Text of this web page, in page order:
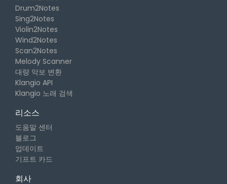
Drum2Notes
Sing2Notes
Violin2Notes
Wind2Notes
Scan2Notes
Melody Scanner
대량 악보 변환
Klangio API
Klangio 노래 검색
리소스
도움말 센터
블로그
업데이트
기프트 카드
회사